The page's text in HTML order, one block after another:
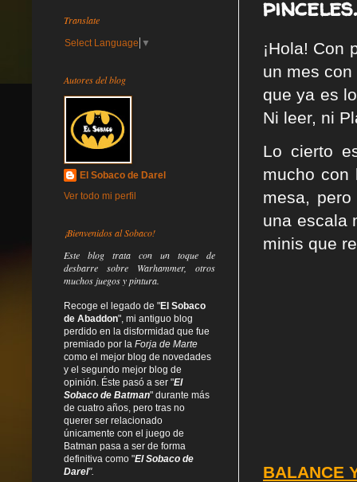
pinceles.
¡Hola! Con
un mes
que ya es
Ni leer, ni
Lo cierto
mucho con
mesa,
una escala
minis que
BALANCE
Translate
Select Language ▼
Autores del blog
El Sobaco de Darel
Ver todo mi perfil
¡Bienvenidos al Sobaco!
Este blog trata con un toque de
desbarre sobre Warhammer, otros
muchos juegos y pintura.
Recoge el legado de "El Sobaco
de Abaddon", mi antiguo blog
perdido en la disformidad que fue
premiado por la Forja de Marte
como el mejor blog de novedades
y el segundo mejor blog de
opinión. Éste pasó a ser "El
Sobaco de Batman" durante más
de cuatro años, pero tras no
querer ser relacionado
únicamente con el juego de
Batman pasa a ser de forma
definitiva como "El Sobaco de
Darel".